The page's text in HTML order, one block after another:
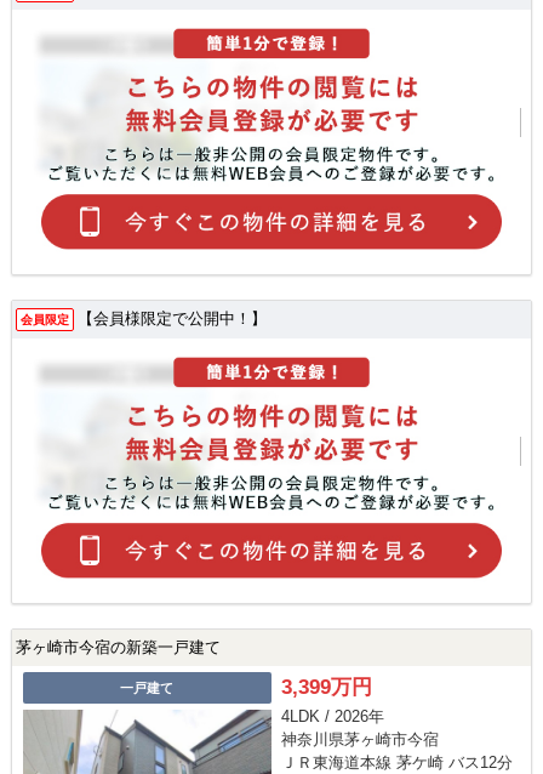
会員限定 【会員様限定で公開中！】
茅ヶ崎市今宿の新築一戸建て
一戸建て 3,399万円
4LDK / 2026年
神奈川県茅ヶ崎市今宿
ＪＲ東海道本線 茅ケ崎 バス12分